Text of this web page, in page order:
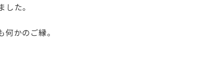
た。
かのご縁。